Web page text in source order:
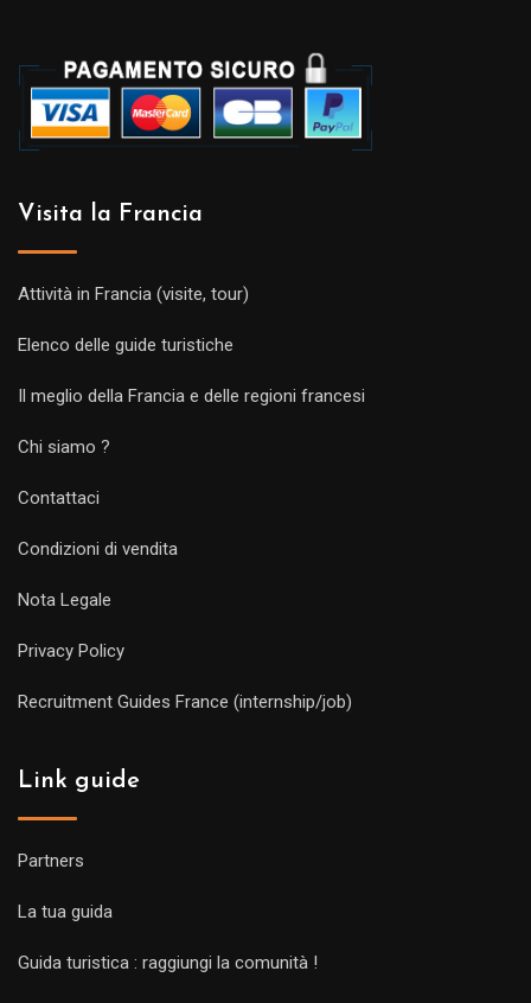
Visita la Francia
Attività in Francia (visite, tour)
Elenco delle guide turistiche
Il meglio della Francia e delle regioni francesi
Chi siamo ?
Contattaci
Condizioni di vendita
Nota Legale
Privacy Policy
Recruitment Guides France (internship/job)
Link guide
Partners
La tua guida
Guida turistica : raggiungi la comunità !